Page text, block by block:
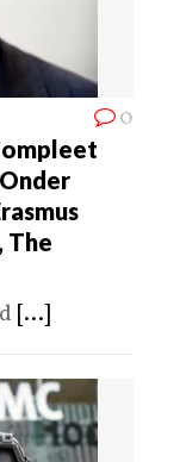
0
The
[...]